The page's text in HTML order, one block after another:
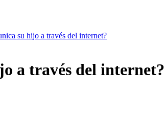
su hijo a través del internet?
a través del internet?